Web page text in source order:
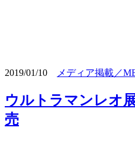
2019/01/10 メディア掲載／
ウルトラマンレオ
売